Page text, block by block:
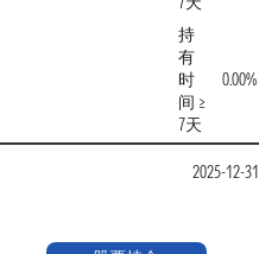
持
有
时
间 ≥
7天
0.00%
2025-12-31